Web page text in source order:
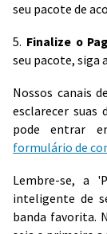
seu pacote de
5. Finalize o
seu pacote, siga
Nossos canais
esclarecer suas
pode entrar
formulário de
Lembre-se, a
inteligente de
banda favorita.